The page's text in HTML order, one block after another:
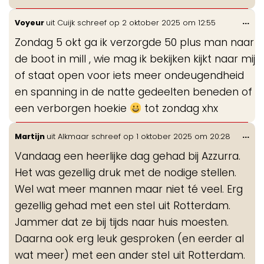
Voyeur uit Cuijk schreef op 2 oktober 2025 om 12:55
Zondag 5 okt ga ik verzorgde 50 plus man naar
de boot in mill , wie mag ik bekijken kijkt naar mij
of staat open voor iets meer ondeugendheid
en spanning in de natte gedeelten beneden of
een verborgen hoekie
tot zondag xhx
...
Martijn uit Alkmaar schreef op 1 oktober 2025 om 20:28
Vandaag een heerlijke dag gehad bij Azzurra.
Het was gezellig druk met de nodige stellen.
Wel wat meer mannen maar niet té veel. Erg
gezellig gehad met een stel uit Rotterdam.
Jammer dat ze bij tijds naar huis moesten.
Daarna ook erg leuk gesproken (en eerder al
wat meer) met een ander stel uit Rotterdam.
...